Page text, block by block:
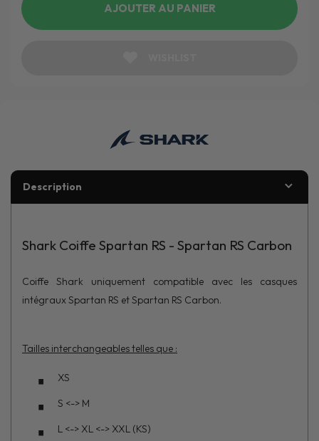
AJOUTER AU PANIER
Description
Shark Coiffe Spartan RS - Spartan RS Carbon
Coiffe Shark uniquement compatible avec les casques
intégraux Spartan RS et Spartan RS Carbon.
Tailles interchangeables telles que :
XS
S <-> M
L <-> XL <-> XXL (KS)